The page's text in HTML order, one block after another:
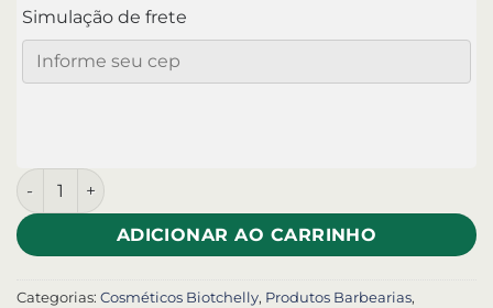
Simulação de frete
ADICIONAR AO CARRINHO
Categorias: Cosméticos Biotchelly, Produtos Barbearias,